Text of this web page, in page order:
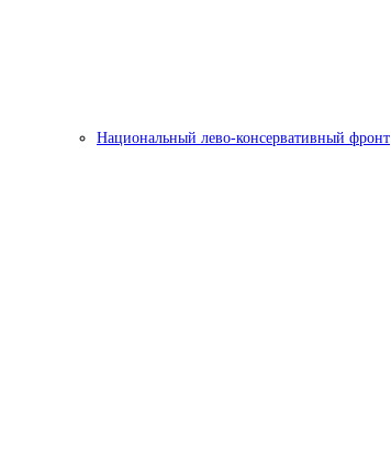
Национальный лево-консервативный фронт